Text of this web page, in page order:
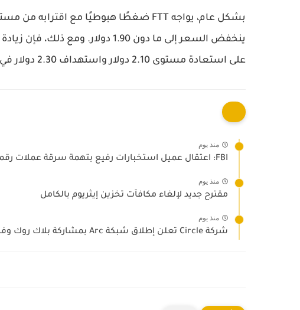
بشكل عام، يواجه FTT ضغطًا هبوطيًا مع اقترابه من
ينخفض السعر إلى ما دون 1.90 دولار
. ومع ذلك، فإن
على استعادة مستوى 2.10 دولار واستهداف 2.30 دولار في
منذ يوم
FBI: اعتقال عميل استخبارات رفيع بتهمة سرقة عملات رقمية
منذ يوم
مقترح جديد لإلغاء مكافآت تخزين إيثريوم بالكامل
منذ يوم
شركة Circle تعلن إطلاق شبكة Arc بمشاركة بلاك روك وفيزا